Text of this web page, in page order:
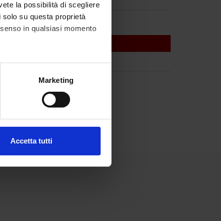
la possibilità di scegliere
su questa proprietà
in qualsiasi momento
metro,Marketing
Accetta tutti